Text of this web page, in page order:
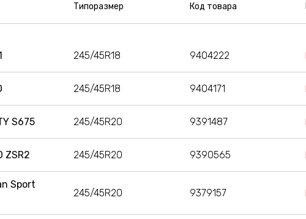
Типоразмер Код товара
245/45R18 9404222
245/45R18 9404171
S675 245/45R20 9391487
ZSR2 245/45R20 9390565
Sport
245/45R20 9379157